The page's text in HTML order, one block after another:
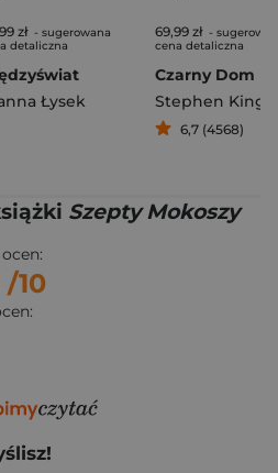
zł - sugerowana
detaliczna
Łysek
69,99 zł -
cena detaliczna
Czarny Dom
Stephen King
6,7 (4568)
Szepty Mokoszy
/10